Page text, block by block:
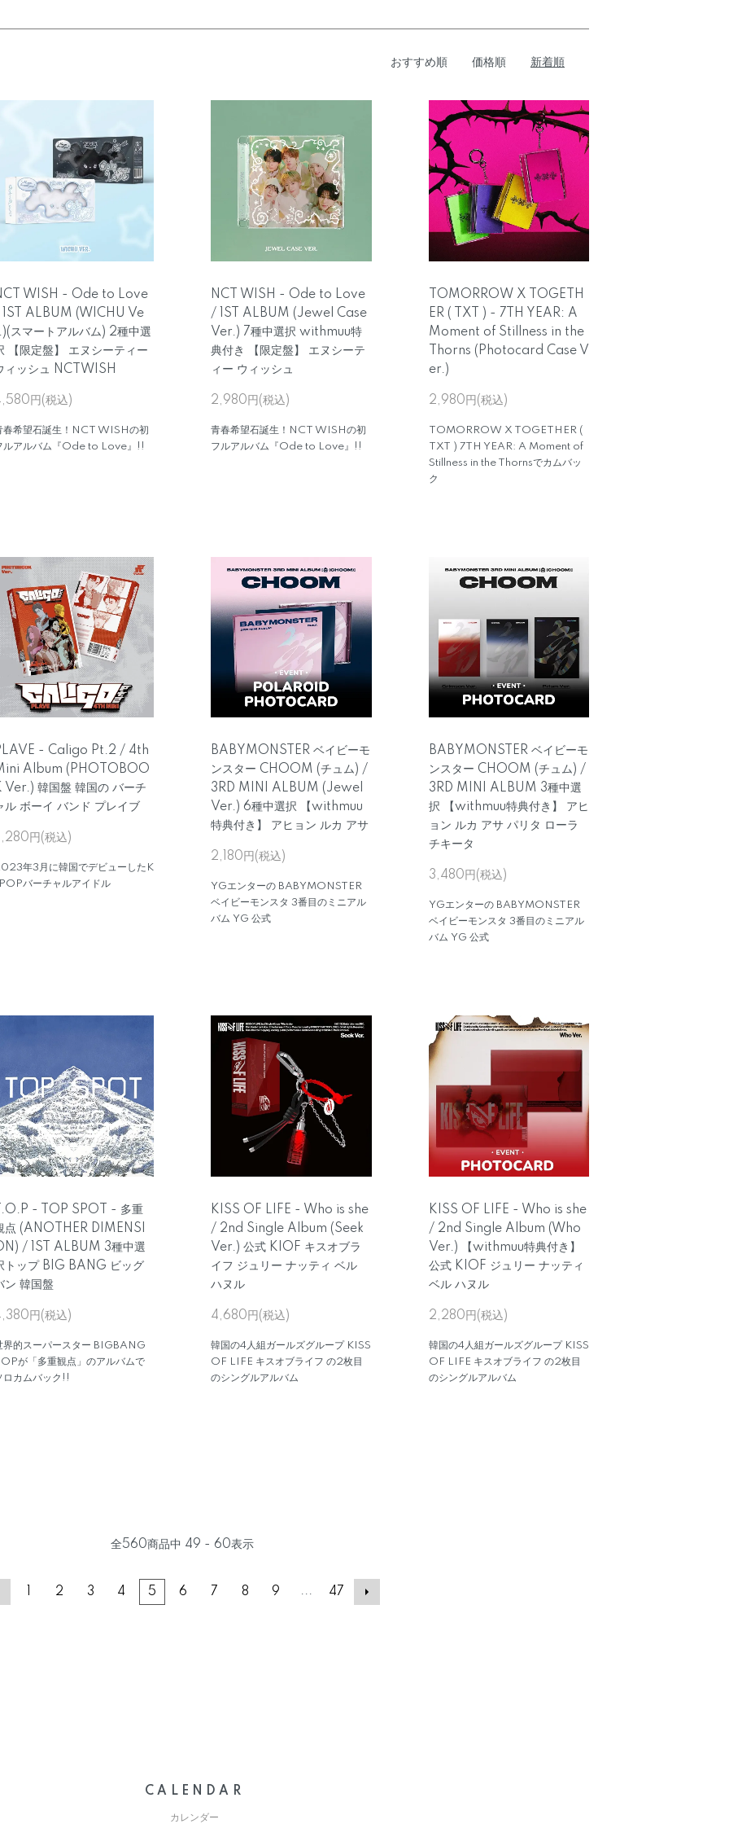
おすすめ順 価格順 新着順
WISH - Ode to Love
ALBUM (WICHU Ve
スマートアルバム) 2種中選
【限定盤】 エヌシーティー
ィッシュ NCTWISH
円(税込)
春希望石誕生！NCT WISHの初
ルアルバム『Ode to Love』!!
NCT WISH - Ode to Love
/ 1ST ALBUM (Jewel Case
Ver.) 7種中選択 withmuu特
典付き 【限定盤】 エヌシーテ
ィー ウィッシュ
2,980円(税込)
青春希望石誕生！NCT WISHの初
フルアルバム『Ode to Love』!!
TOMORROW X TOGETH
ER ( TXT ) - 7TH YEAR: A
Moment of Stillness in the
Thorns (Photocard Case V
er.)
2,980円(税込)
TOMORROW X TOGETHER (
TXT ) 7TH YEAR: A Moment of
Stillness in the Thornsでカムバッ
ク
- Caligo Pt.2 / 4th
Album (PHOTOBOO
Ver.) 韓国盤 韓国の バーチ
ル ボーイ バンド プレイブ
円(税込)
年3月に韓国でデビューしたK
バーチャルアイドル
BABYMONSTER ベイビーモ
ンスター CHOOM (チュム) /
3RD MINI ALBUM (Jewel
Ver.) 6種中選択 【withmuu
特典付き】 アヒョン ルカ アサ
2,180円(税込)
YGエンターの BABYMONSTER
ベイビーモンスタ 3番目のミニアル
バム YG 公式
BABYMONSTER ベイビーモ
ンスター CHOOM (チュム) /
3RD MINI ALBUM 3種中選
択 【withmuu特典付き】 アヒ
ョン ルカ アサ パリタ ローラ
チキータ
3,480円(税込)
YGエンターの BABYMONSTER
ベイビーモンスタ 3番目のミニアル
バム YG 公式
- TOP SPOT - 多重
点 (ANOTHER DIMENSI
/ 1ST ALBUM 3種中選
トップ BIG BANG ビッグ
ン 韓国盤
円(税込)
界的スーパースター BIGBANG
が「多重観点」のアルバムで
ロカムバック!!
KISS OF LIFE - Who is she
/ 2nd Single Album (Seek
Ver.) 公式 KIOF キスオブラ
イフ ジュリー ナッティ ベル
ハヌル
4,680円(税込)
韓国の4人組ガールズグループ KISS
OF LIFE キスオブライフ の2枚目
のシングルアルバム
KISS OF LIFE - Who is she
/ 2nd Single Album (Who
Ver.) 【withmuu特典付き】
公式 KIOF ジュリー ナッティ
ベル ハヌル
2,280円(税込)
韓国の4人組ガールズグループ KISS
OF LIFE キスオブライフ の2枚目
のシングルアルバム
全560商品中 49 - 60表示
2 3 4 5 6 7 8 9 ... 47
CALENDAR
カレンダー